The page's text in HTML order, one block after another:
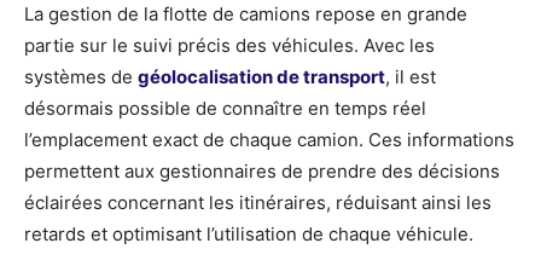
La gestion de la flotte de camions repose en grande
partie sur le suivi précis des véhicules. Avec les
systèmes de géolocalisation de transport, il est
désormais possible de connaître en temps réel
l’emplacement exact de chaque camion. Ces informations
permettent aux gestionnaires de prendre des décisions
éclairées concernant les itinéraires, réduisant ainsi les
retards et optimisant l’utilisation de chaque véhicule.